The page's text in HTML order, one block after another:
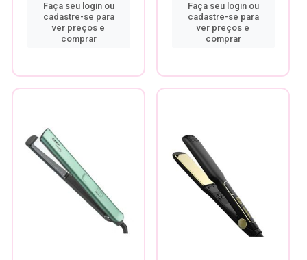
Faça seu login ou
cadastre-se para
ver preços e
comprar
Faça seu login ou
cadastre-se para
ver preços e
comprar